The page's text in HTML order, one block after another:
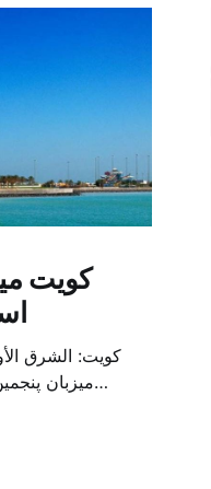
کویت
کویت: الشرق
میزبان